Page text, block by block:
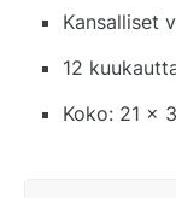
Kansalliset
12
Koko: 21 x